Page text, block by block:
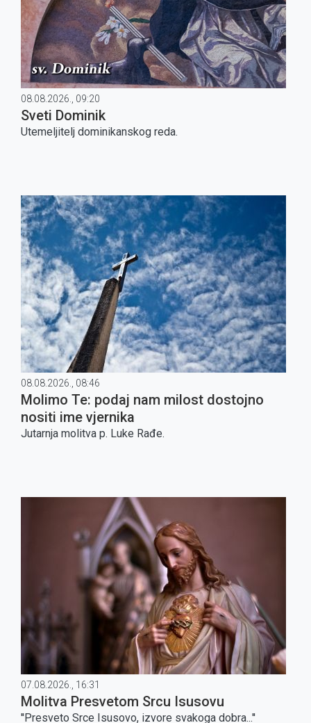
08.08.2026., 09:20
Sveti Dominik
Utemeljitelj dominikanskog reda.
08.08.2026., 08:46
Molimo Te: podaj nam milost dostojno
nositi ime vjernika
Jutarnja molitva p. Luke Rađe.
07.08.2026., 16:31
Molitva Presvetom Srcu Isusovu
''Presveto Srce Isusovo, izvore svakoga dobra...''